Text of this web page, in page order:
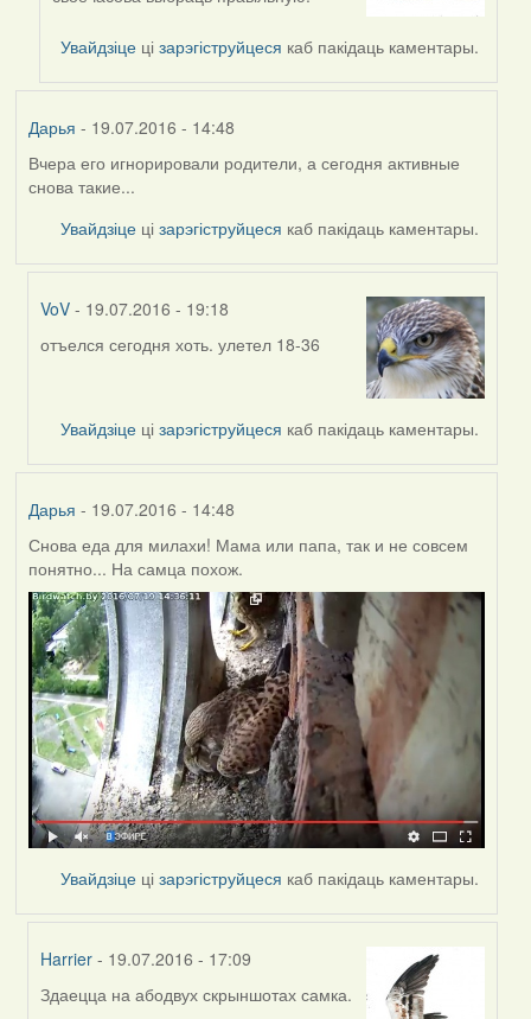
to
VoV
Увайдзіце цізарэгіструйцеся каб пакідаць каментары.
Дарья - 19.07.2016 - 14:48
Вчера его игнорировали родители, а сегодня активные
снова такие...
Увайдзіце цізарэгіструйцеся каб пакідаць каментары.
VoV - 19.07.2016 - 19:18
In
отъелся сегодня хоть. улетел 18-36
Увайдзіце цізарэгіструйцеся каб пакідаць каментары.
Дарья - 19.07.2016 - 14:48
Снова еда для милахи! Мама или папа, так и не совсем
понятно... На самца похож.
Увайдзіце цізарэгіструйцеся каб пакідаць каментары.
Harrier - 19.07.2016 - 17:09
In
Здаецца на абодвух скрыншотах самка.